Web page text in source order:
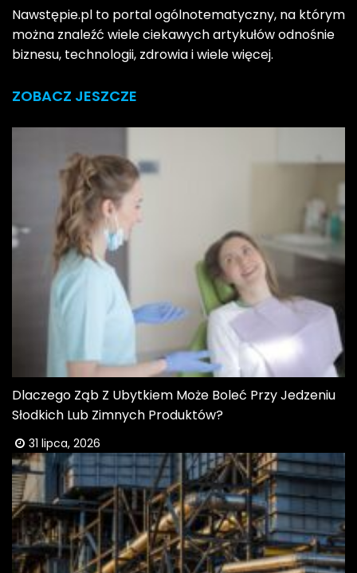
Nawstępie.pl to portal ogólnotematyczny, na którym
można znaleźć wiele ciekawych artykułów odnośnie
biznesu, technologii, zdrowia i wiele więcej.
ZOBACZ JESZCZE
Dlaczego Ząb Z Ubytkiem Może Boleć Przy Jedzeniu
Słodkich Lub Zimnych Produktów?
31 lipca, 2026